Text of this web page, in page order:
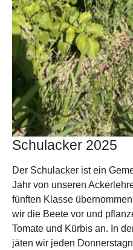
Schulacker 2025
Der Schulacker ist ein
Jahr von unseren
fünften Klasse
wir die Beete vor und
Tomate und Kürbis an. In
jäten wir jeden